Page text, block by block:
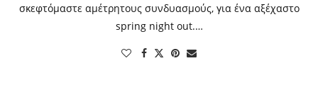
σκεφτόμαστε αμέτρητους συνδυασμούς, για ένα αξέχαστο
spring night out.…